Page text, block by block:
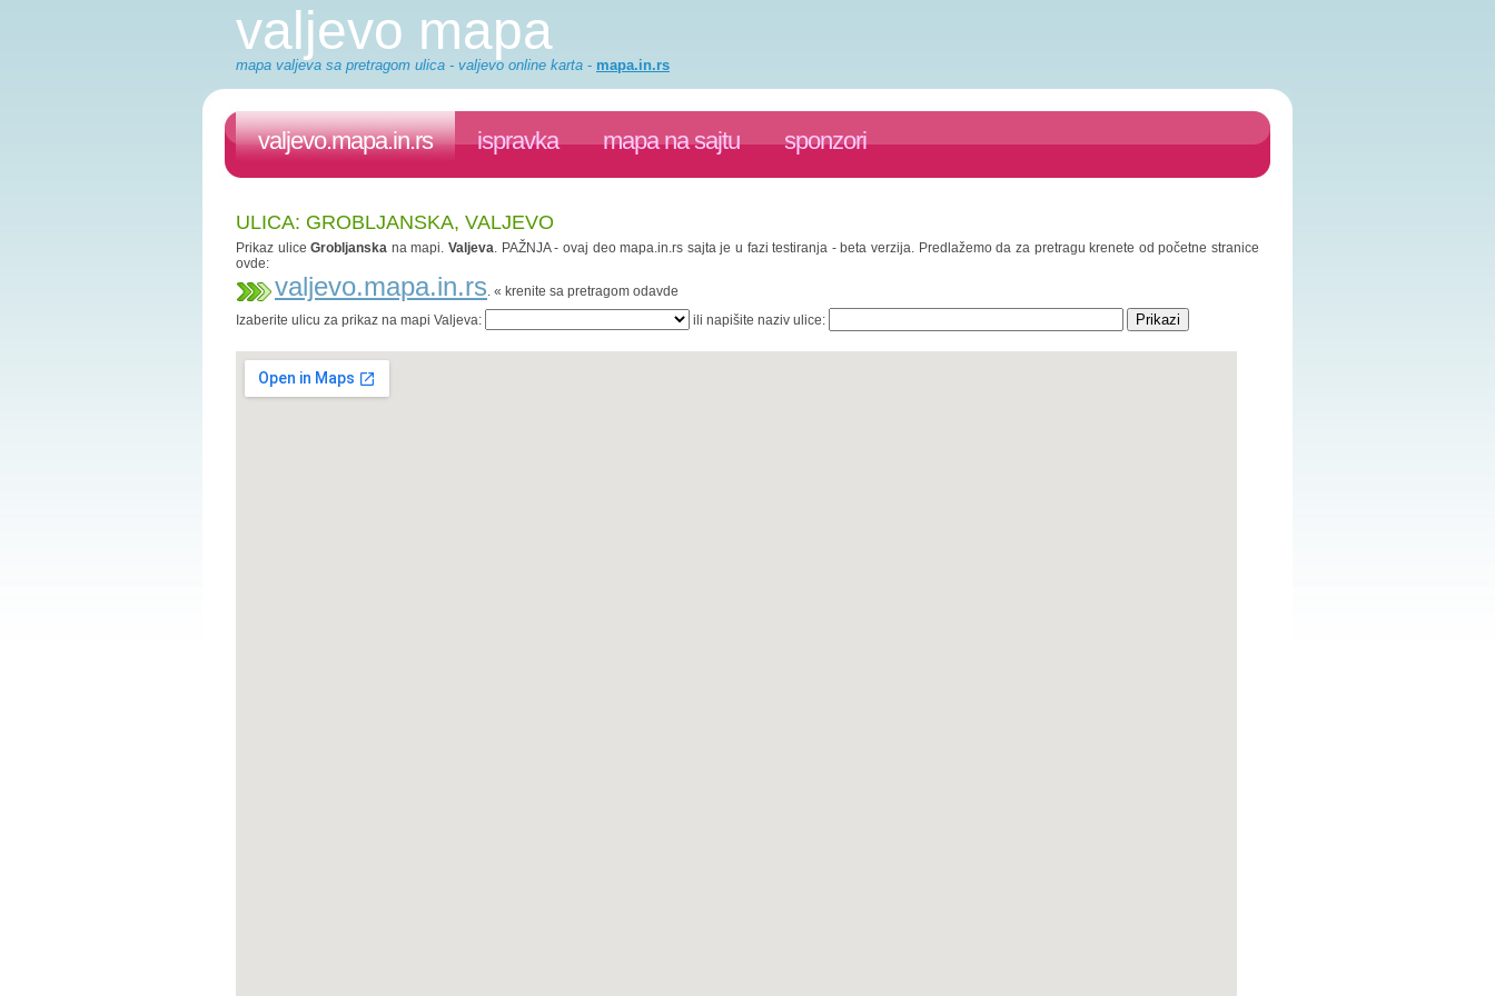
valjevo mapa
mapa valjeva sa pretragom ulica - valjevo online karta - mapa.in.rs
valjevo.mapa.in.rs ispravka mapa na sajtu sponzori
ULICA: GROBLJANSKA, VALJEVO
Prikaz uliceGrobljanska na mapi.Valjeva. PAŽNJA - ovaj deo mapa.in.rs sajta je u fazi testiranja - beta verzija. Predlažemo da za pretragu krenete od početne stranice
ovde:
valjevo.mapa.in.rs. « krenite sa pretragom odavde
Izaberite ulicu za prikaz na mapi Valjeva:
ili napišite naziv ulice: